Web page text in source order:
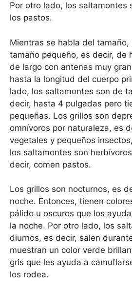
Por otro lado, los saltamontes
los pastos.
Mientras se habla del tamaño,
tamaño pequeño, es decir, de
de largo con antenas muy
hasta la longitud del cuerpo
lado, los saltamontes son de
decir, hasta 4 pulgadas pero
pequeñas. Los grillos son
omnívoros por naturaleza, es
vegetales y pequeños
los saltamontes son
decir, comen pastos.
Los grillos son nocturnos, es
noche. Entonces, tienen
pálido u oscuros que los
la noche. Por otro lado, los
diurnos, es decir, salen
muestran un color verde
gris que les ayuda a
los rodea.